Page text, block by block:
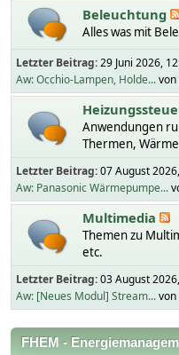
Beleuchtung
Alles was mit
Letzter Beitrag:29 Juni 2026,
Aw: Occhio-Lampen, Holde...von
Anwendungen
Thermen,
Letzter Beitrag:07 August
Aw: Panasonic Wärmepumpe...
Multimedia
Themen zu
etc.
Letzter Beitrag:03 August
Aw: [Neues Modul] Stream...von
FHEM -